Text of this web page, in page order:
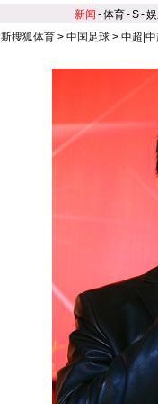
新闻 -体育-S-
搜狐体育 > 中国足球 > 中超|